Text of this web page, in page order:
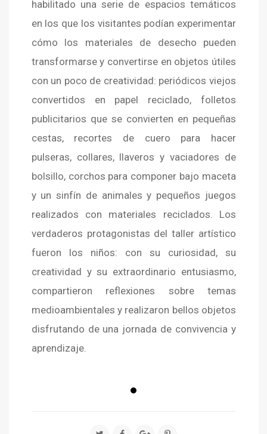
habilitado una serie de espacios temáticos
en los que los visitantes podían experimentar
cómo los materiales de desecho pueden
transformarse y convertirse en objetos útiles
con un poco de creatividad: periódicos viejos
convertidos en papel reciclado, folletos
publicitarios que se convierten en pequeñas
cestas, recortes de cuero para hacer
pulseras, collares, llaveros y vaciadores de
bolsillo, corchos para componer bajo maceta
y un sinfín de animales y pequeños juegos
realizados con materiales reciclados. Los
verdaderos protagonistas del taller artístico
fueron los niños: con su curiosidad, su
creatividad y su extraordinario entusiasmo,
compartieron reflexiones sobre temas
medioambientales y realizaron bellos objetos
disfrutando de una jornada de convivencia y
aprendizaje.